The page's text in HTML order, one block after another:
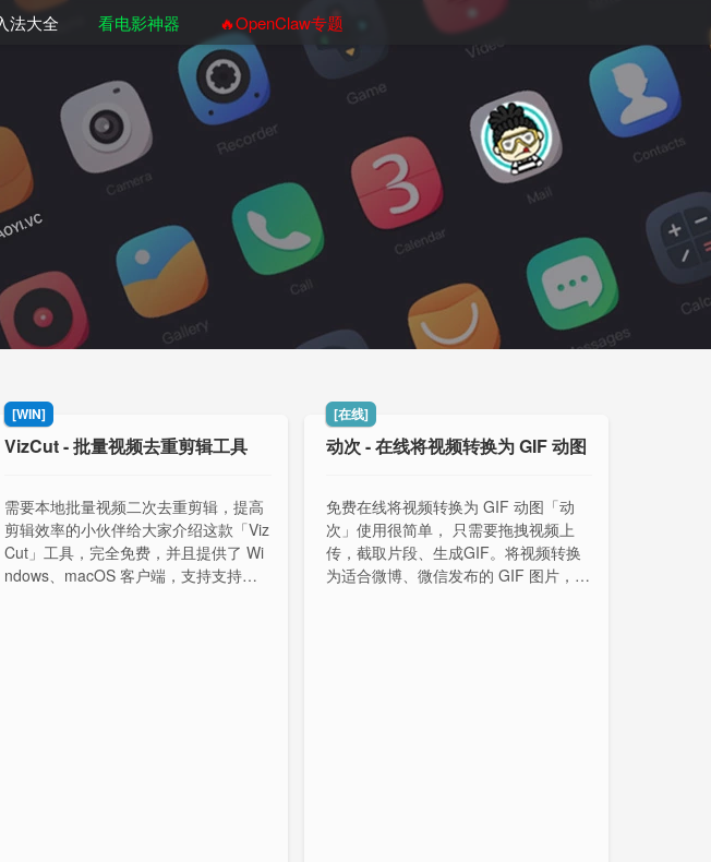
法大全 看电影神器 🔥OpenClaw专题
[WIN]
VizCut - 批量视频去重剪辑工具
需要本地批量视频二次去重剪辑，提高
剪辑效率的小伙伴给大家介绍这款「Viz
Cut」工具，完全免费，并且提供了 Wi
ndows、macOS 客户端，支持支持视
[在线]
动次 - 在线将视频转换为 GIF 动图
免费在线将视频转换为 GIF 动图「动
次」使用很简单， 只需要拖拽视频上
传，截取片段、生成GIF。将视频转换
为适合微博、微信发布的 GIF 图片，也